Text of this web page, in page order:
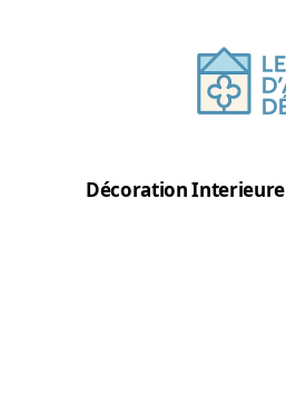
Décoration Interieure